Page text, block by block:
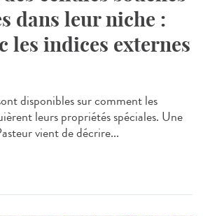
dans leur niche :
les indices externes
disponibles sur comment les
leurs propriétés spéciales. Une
vient de décrire...